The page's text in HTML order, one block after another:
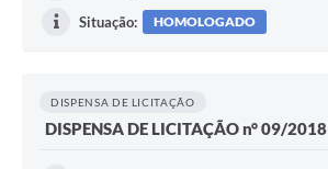
Situação: HOMOLOGADO
DISPENSA DE LICITAÇÃO
DISPENSA DE LICITAÇÃO n° 09/2018